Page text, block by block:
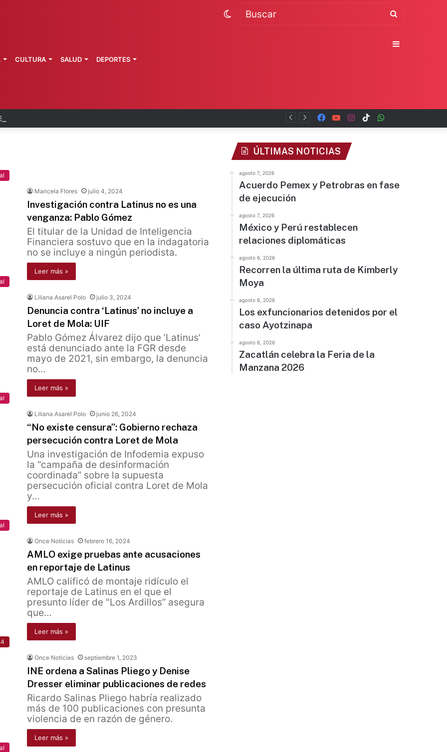
a pacientes por hackeo de datos TikTok
Instagram
YouTube
Facebook
CULTURA SALUD DEPORTES
Switch
Maricela Flores julio 4, 2024
Investigación contra Latinus no es una
venganza: Pablo Gómez
El titular de la Unidad de Inteligencia
Financiera sostuvo que en la indagatoria
no se incluye a ningún periodista.
Leer más »
Liliana Asarel Polo julio 3, 2024
Denuncia contra ‘Latinus’ no incluye a
Loret de Mola: UIF
Pablo Gómez Álvarez dijo que ‘Latinus’
está denunciado ante la FGR desde
mayo de 2021, sin embargo, la denuncia
no…
Leer más »
Liliana Asarel Polo junio 26, 2024
“No existe censura”: Gobierno rechaza
persecución contra Loret de Mola
Una investigación de Infodemia expuso
la “campaña de desinformación
coordinada” sobre la supuesta
persecución oficial contra Loret de Mola
y…
Leer más »
Once Noticias febrero 16, 2024
AMLO exige pruebas ante acusaciones
en reportaje de Latinus
AMLO calificó de montaje ridículo el
reportaje de Latinus en el que el
presunto líder de "Los Ardillos” asegura
que…
Leer más »
Once Noticias septiembre 1, 2023
INE ordena a Salinas Pliego y Denise
Dresser eliminar publicaciones de redes
Ricardo Salinas Pliego habría realizado
más de 100 publicaciones con presunta
violencia de en razón de género.
Leer más »
ÚLTIMAS NOTICIAS
agosto 7, 2026
Acuerdo Pemex y Petrobras en fase
de ejecución
agosto 7, 2026
México y Perú restablecen
relaciones diplomáticas
agosto 6, 2026
Recorren la última ruta de Kimberly
Moya
agosto 6, 2026
Los exfuncionarios detenidos por el
caso Ayotzinapa
agosto 6, 2026
Zacatlán celebra la Feria de la
Manzana 2026